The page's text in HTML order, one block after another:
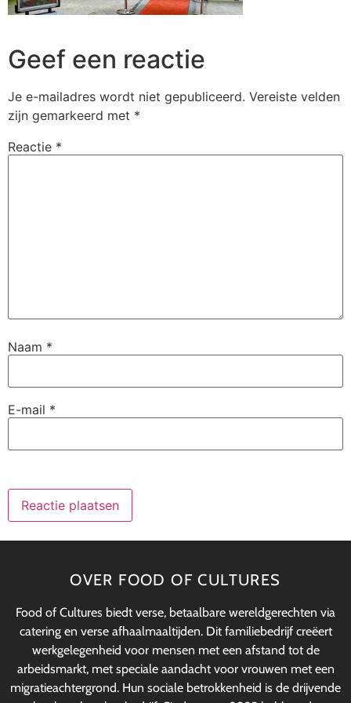
Geef een reactie
Je e-mailadres wordt niet gepubliceerd. Vereiste velden
zijn gemarkeerd met *
Reactie *
Naam *
E-mail *
OVER FOOD OF CULTURES
Food of Cultures biedt verse, betaalbare wereldgerechten via
catering en verse afhaalmaaltijden. Dit familiebedrijf creëert
werkgelegenheid voor mensen met een afstand tot de
arbeidsmarkt, met speciale aandacht voor vrouwen met een
migratieachtergrond. Hun sociale betrokkenheid is de drijvende